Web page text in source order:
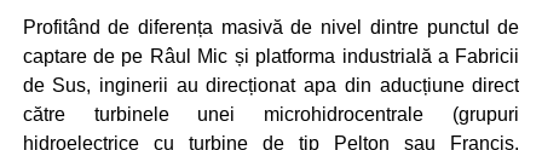
Profitând de diferența masivă de nivel dintre punctul de
captare de pe Râul Mic și platforma industrială a Fabricii
de Sus, inginerii au direcționat apa din aducțiune direct
către turbinele unei microhidrocentrale (grupuri
hidroelectrice cu turbine de tip Pelton sau Francis,